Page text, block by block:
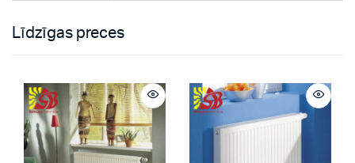
Līdzīgas preces